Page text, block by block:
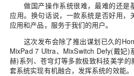
做国产操作系统很难，最难的还是
应用。换句话说，一款系统是否好用，
应用和产品，服务于我们的用户。
这次发布会除了推出谋划已久的
MixPad 7 Ultra、MixSwitch Defy(戴妃)
赫)系列、苍穹灯等多款极致科技美学
套系统实现有机融合，发挥系统的效能。